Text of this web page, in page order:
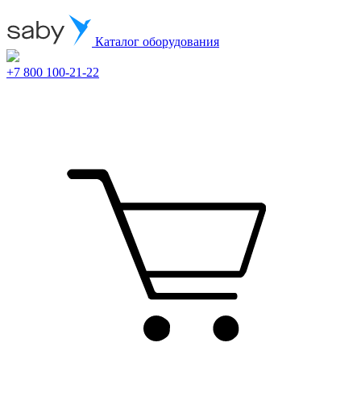
Каталог оборудования
+7 800 100-21-22